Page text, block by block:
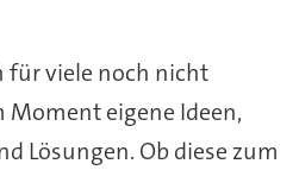
für viele noch nicht
Moment eigene Ideen,
Lösungen. Ob diese zum